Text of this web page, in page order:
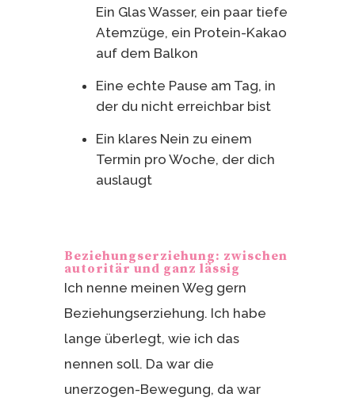
Ein Glas Wasser, ein paar tiefe
Atemzüge, ein Protein-Kakao
auf dem Balkon
Eine echte Pause am Tag, in
der du nicht erreichbar bist
Ein klares Nein zu einem
Termin pro Woche, der dich
auslaugt
Beziehungserziehung: zwischen
autoritär und ganz lässig
Ich nenne meinen Weg gern
Beziehungserziehung. Ich habe
lange überlegt, wie ich das
nennen soll. Da war die
unerzogen-Bewegung, da war